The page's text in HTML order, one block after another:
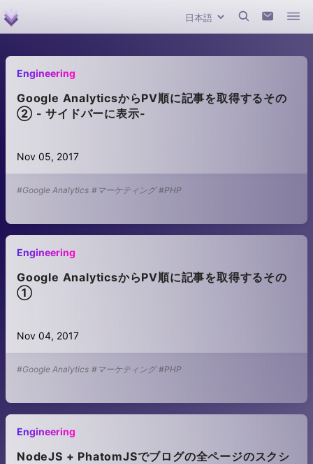
Engineering
Google AnalyticsからPV順に記事を取得するその
② - サイドバーに表示-
Nov 05, 2017
#Google Analytics #マーケティング #PHP
Engineering
Google AnalyticsからPV順に記事を取得するその
①
Nov 04, 2017
#Google Analytics #マーケティング #PHP
Engineering
NodeJS + PhatomJSでブログの全ページのスクシ